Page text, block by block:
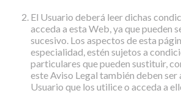
El Usuario deberá leer dichas
acceda a esta Web, ya que pueden
sucesivo. Los aspectos de esta
especialidad, estén sujetos a
particulares que pueden sustituir,
este Aviso Legal también deben ser
Usuario que los utilice o acceda a